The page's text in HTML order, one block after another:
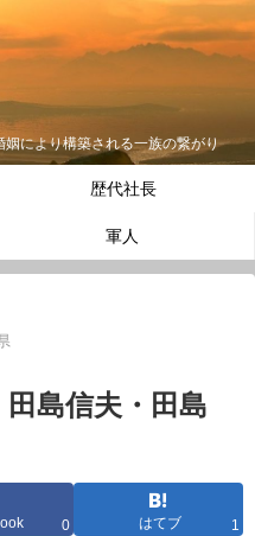
により構築される一族の繋がり
歴代社長
軍人
島信夫・田島
0 はてブ 1